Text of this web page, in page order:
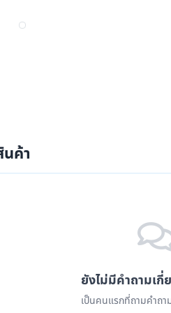
ค้า
ยังไม่มีคำถามเ
เป็นคนแรกที่ถามคำถา